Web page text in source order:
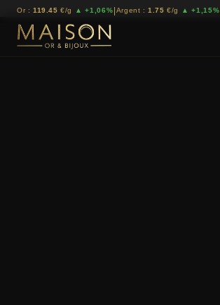
Or : 119.45 €/g ▲ +1,06%|Argent :1.75 €/g ▲ +1,15%